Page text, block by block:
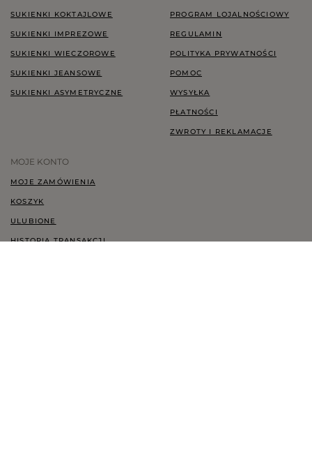
SUKIENKI KOKTAJLOWE
SUKIENKI IMPREZOWE
SUKIENKI WIECZOROWE
SUKIENKI JEANSOWE
SUKIENKI ASYMETRYCZNE
PROGRAM LOJALNOŚCIOWY
REGULAMIN
POLITYKA PRYWATNOŚCI
POMOC
WYSYŁKA
PŁATNOŚCI
ZWROTY I REKLAMACJE
MOJE KONTO
MOJE ZAMÓWIENIA
KOSZYK
ULUBIONE
HISTORIA TRANSAKCJI